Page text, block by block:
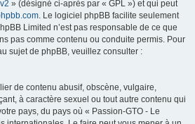
» (désigné ci-après par « GPL ») et qui peut
. Le logiciel phpBB facilite seulement
Limited n’est pas responsable de ce que
pas comme contenu ou conduite permis. Pour
sujet de phpBB, veuillez consulter :
de contenu abusif, obscène, vulgaire,
à caractère sexuel ou tout autre contenu qui
pays, du pays où « Passion-GTO - Le